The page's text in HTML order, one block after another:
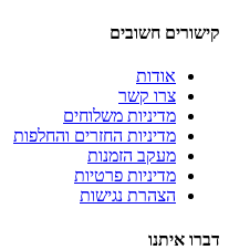
קישורים חשובים
אודות
צרו קשר
מדיניות משלוחים
מדיניות החזרים והחלפות
מעקב הזמנות
מדיניות פרטיות
הצהרת נגישות
דברו איתנו